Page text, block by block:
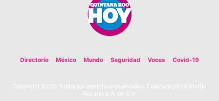
Directorio México Mundo Seguridad Voces Covid-19